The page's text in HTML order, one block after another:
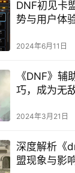
DNF初见卡
势与用户体
2024年6月11日
《DNF》辅
巧，成为无
战斗策略
2024年3月21日
深度解析《
盟现象与影